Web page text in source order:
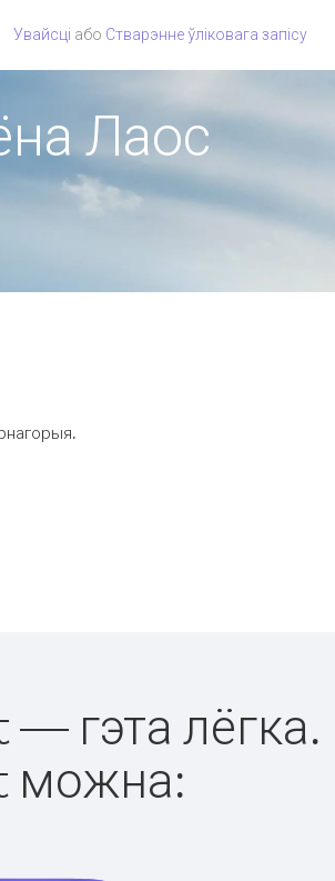
Увайсці або Стварэнне ўліковага запісу
Лаос
— гэта лёгка.
можна: